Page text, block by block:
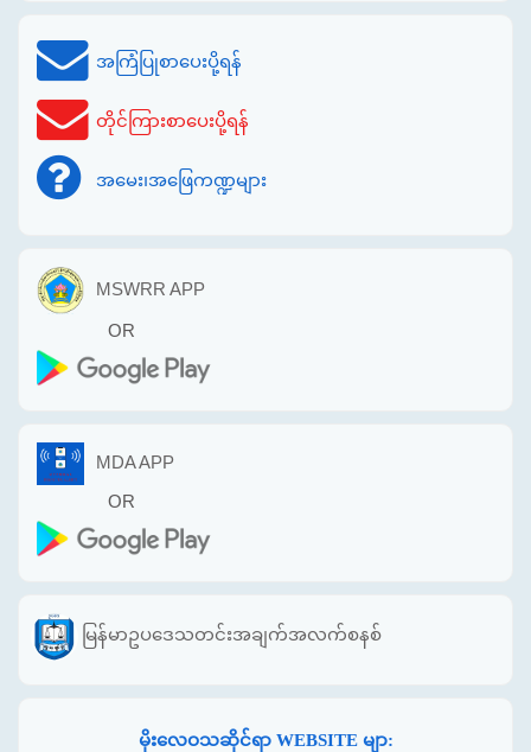
အကြံပြုစာပေးပို့ရန်
တိုင်ကြားစာပေးပို့ရန်
အမေး၊အဖြေကဏ္ဍများ
MSWRR APP
OR
MDA APP
OR
မြန်မာဥပဒေသတင်းအချက်အလက်စနစ်
မိုးလေဝသဆိုင်ရာ WEBSITE မျာ: